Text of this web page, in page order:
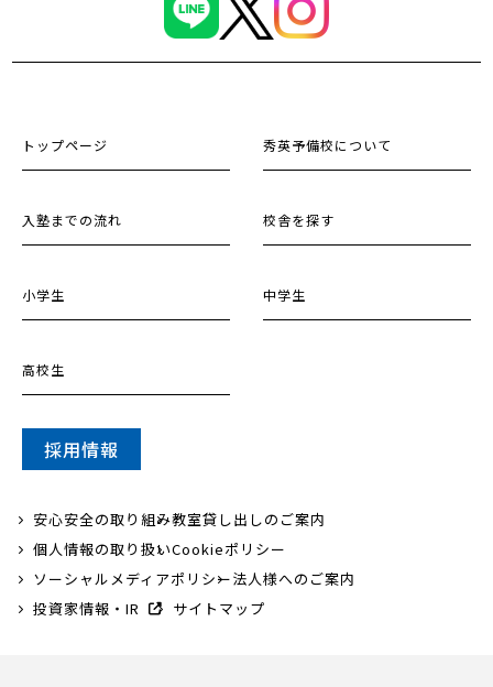
トップページ 秀英予備校について
入塾までの流れ 校舎を探す
小学生 中学生
高校生
採用情報
安心安全の取り組み教室貸し出しのご案内
個人情報の取り扱いCookieポリシー
ソーシャルメディアポリシー法人様へのご案内
投資家情報・IR
サイトマップ